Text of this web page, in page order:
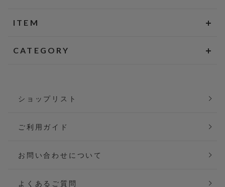
ITEM
CATEGORY
ショップリスト
ご利用ガイド
お問い合わせについて
よくあるご質問